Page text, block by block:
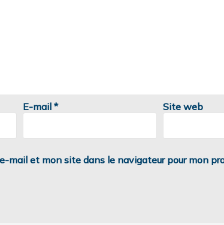
E-mail* Site web
mail et mon site dans le navigateur pour mon